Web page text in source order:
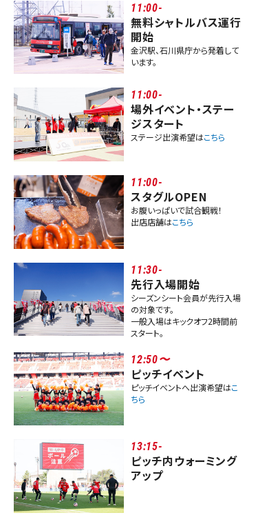
11:00-
無料シャトルバス運行
開始
金沢駅、石川県庁から発着して
います。
11:00-
場外イベント・ステー
ジスタート
ステージ出演希望はこちら
11:00-
スタグルOPEN
お腹いっぱいで試合観戦！
出店店舗はこちら
11:30-
先行入場開始
シーズンシート会員が先行入場
の対象です。
一般入場はキックオフ2時間前
スタート。
12:50〜
ピッチイベント
ピッチイベントへ出演希望はこ
ちら
13:15-
ピッチ内ウォーミング
アップ